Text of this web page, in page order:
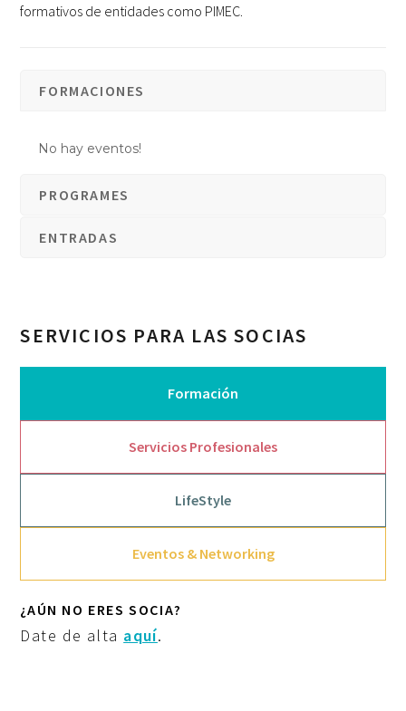
formativos de entidades como PIMEC.
FORMACIONES
No hay eventos!
PROGRAMES
ENTRADAS
SERVICIOS PARA LAS SOCIAS
Formación
Servicios Profesionales
LifeStyle
Eventos & Networking
¿AÚN NO ERES SOCIA?
Date de alta aquí.